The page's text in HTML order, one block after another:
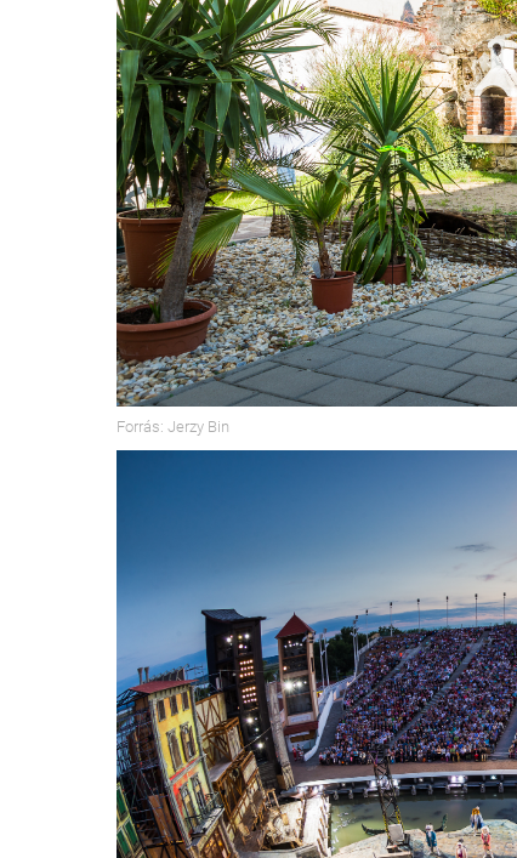
Forrás: Jerzy Bin